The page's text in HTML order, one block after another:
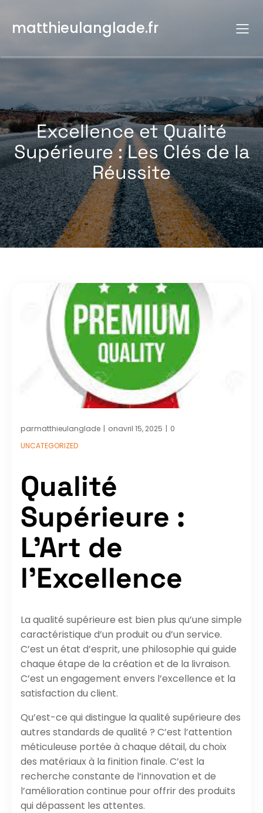
contenu
matthieulanglade.fr
Excellence et Qualité
Supérieure : Les Clés de la
Réussite
parmatthieulanglade | onavril 15, 2025 | 0
UNCATEGORIZED
Qualité
Supérieure :
L’Art de
l’Excellence
La qualité supérieure est bien plus qu’une simple
caractéristique d’un produit ou d’un service.
C’est un état d’esprit, une philosophie qui guide
chaque étape de la création et de la livraison.
C’est un engagement envers l’excellence et la
satisfaction du client.
Qu’est-ce qui distingue la qualité supérieure des
autres standards de qualité ? C’est l’attention
méticuleuse portée à chaque détail, du choix
des matériaux à la finition finale. C’est la
recherche constante de l’innovation et de
l’amélioration continue pour offrir des produits
qui dépassent les attentes.